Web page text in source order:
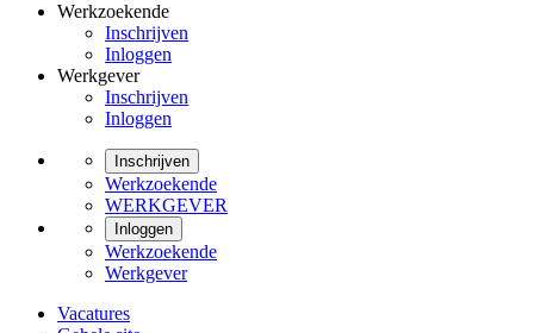
Werkzoekende
Inschrijven
Inloggen
Werkgever
Inschrijven
Inloggen
Inschrijven
Werkzoekende
WERKGEVER
Inloggen
Werkzoekende
Werkgever
Vacatures